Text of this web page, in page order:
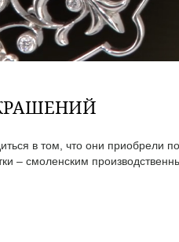
в том, что они приобрели
– смоленским